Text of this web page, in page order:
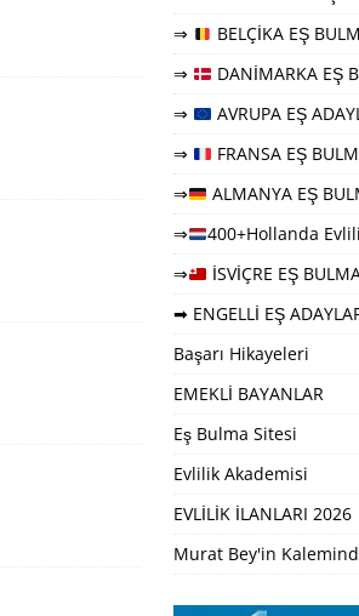
⇒
BELÇİKA EŞ
⇒
DANİMARKA EŞ
⇒
AVRUPA EŞ
⇒
FRANSA EŞ
⇒
ALMANYA EŞ
⇒
400+Hollanda
⇒
İSVİÇRE EŞ
➡ ENGELLİ EŞ
Başarı Hikayeleri
EMEKLİ BAYANLAR
Eş Bulma Sitesi
Evlilik Akademisi
EVLİLİK İLANLARI 2026
Murat Bey'in